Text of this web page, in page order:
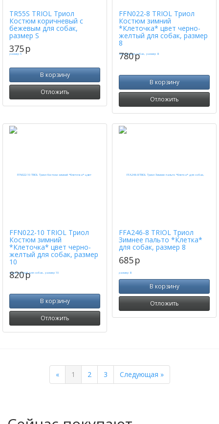
TR55S TRIOL Триол
Костюм коричневый с
бежевым для собак,
размер S
375p
В корзину
Отложить
FFN022-8 TRIOL Триол
Костюм зимний
*Клеточка* цвет черно-
желтый для собак, размер
8
780p
В корзину
Отложить
FFN022-10 TRIOL Триол
Костюм зимний
*Клеточка* цвет черно-
желтый для собак, размер
10
820p
В корзину
Отложить
FFA246-8 TRIOL Триол
Зимнее пальто *Клетка*
для собак, размер 8
685p
В корзину
Отложить
«Previous
1 2 3 Следующая »Next